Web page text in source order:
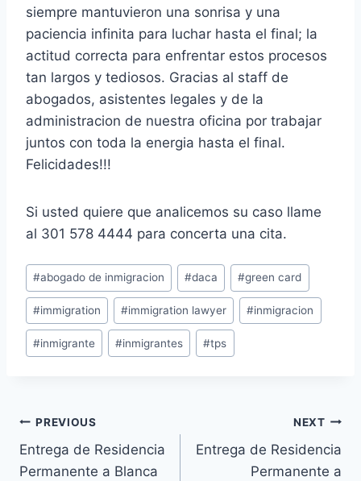
siempre mantuvieron una sonrisa y una
paciencia infinita para luchar hasta el final; la
actitud correcta para enfrentar estos procesos
tan largos y tediosos. Gracias al staff de
abogados, asistentes legales y de la
administracion de nuestra oficina por trabajar
juntos con toda la energia hasta el final.
Felicidades!!!
Si usted quiere que analicemos su caso llame
al 301 578 4444 para concerta una cita.
#abogado de inmigracion #daca #green card
#immigration #immigration lawyer #inmigracion
#inmigrante #inmigrantes #tps
PREVIOUS
Entrega de Residencia
Permanente a Blanca
NEXT
Entrega de Residencia
Permanente a